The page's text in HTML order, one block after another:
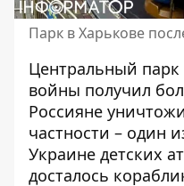
Парк в Харькове
Центральный парк
войны получил
Россияне
частности – один
Украине детских
досталось